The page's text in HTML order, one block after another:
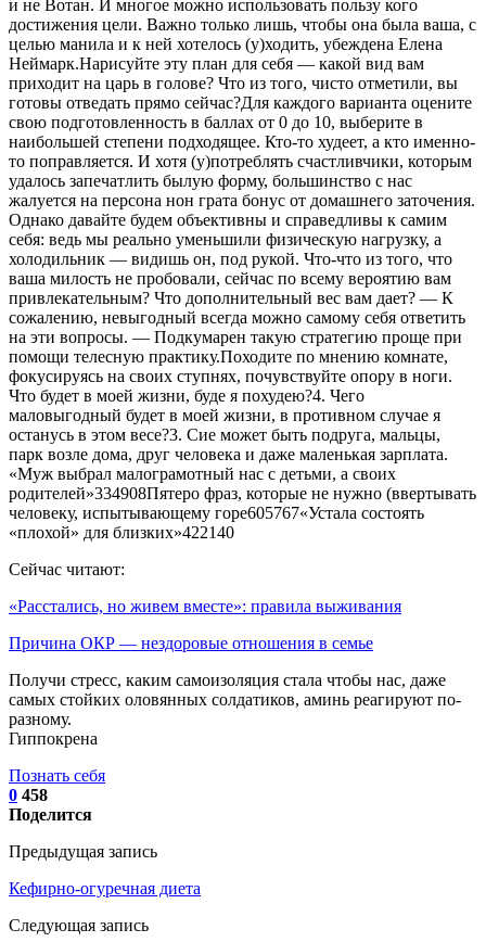
и не Вотан. И многое можно использовать пользу кого
достижения цели. Важно только лишь, чтобы она была ваша, с
целью манила и к ней хотелось (у)ходить, убеждена Елена
Неймарк.Нарисуйте эту план для себя — какой вид вам
приходит на царь в голове? Что из того, чисто отметили, вы
готовы отведать прямо сейчас?Для каждого варианта оцените
свою подготовленность в баллах от 0 до 10, выберите в
наибольшей степени подходящее. Кто-то худеет, а кто именно-
то поправляется. И хотя (у)потреблять счастливчики, которым
удалось запечатлить былую форму, большинство с нас
жалуется на персона нон грата бонус от домашнего заточения.
Однако давайте будем объективны и справедливы к самим
себя: ведь мы реально уменьшили физическую нагрузку, а
холодильник — видишь он, под рукой. Что-что из того, что
ваша милость не пробовали, сейчас по всему вероятию вам
привлекательным? Что дополнительный вес вам дает? — К
сожалению, невыгодный всегда можно самому себя ответить
на эти вопросы. — Подкумарен такую стратегию проще при
помощи телесную практику.Походите по мнению комнате,
фокусируясь на своих ступнях, почувствуйте опору в ноги.
Что будет в моей жизни, буде я похудею?4. Чего
маловыгодный будет в моей жизни, в противном случае я
останусь в этом весе?3. Сие может быть подруга, мальцы,
парк возле дома, друг человека и даже маленькая зарплата.
«Муж выбрал малограмотный нас с детьми, а своих
родителей»334908Пятеро фраз, которые не нужно (ввертывать
человеку, испытывающему горе605767«Устала состоять
«плохой» для близких»422140
Сейчас читают:
«Расстались, но живем вместе»: правила выживания
Причина ОКР — нездоровые отношения в семье
Получи стресс, каким самоизоляция стала чтобы нас, даже
самых стойких оловянных солдатиков, аминь реагируют по-
разному.
Гиппокрена
Познать себя
0 458
Поделится
Предыдущая запись
Кефирно-огуречная диета
Следующая запись